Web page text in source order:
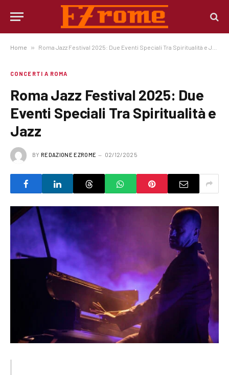
Home » Roma Jazz Festival 2025: Due Eventi Speciali Tra Spiritualità e Jazz
CONCERTI A ROMA
Roma Jazz Festival 2025: Due
Eventi Speciali Tra Spiritualità e
Jazz
BY REDAZIONE EZROME 02/12/2025